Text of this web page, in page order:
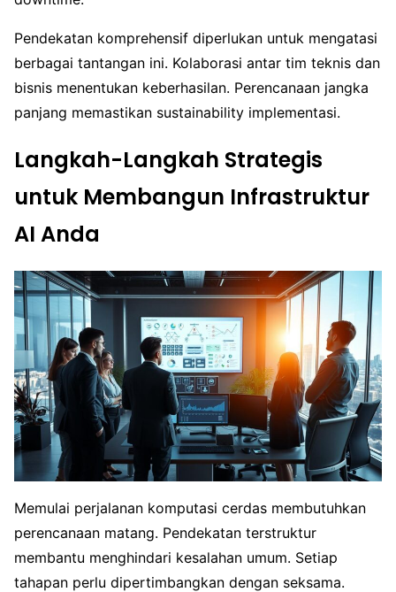
Pendekatan komprehensif diperlukan untuk mengatasi
berbagai tantangan ini. Kolaborasi antar tim teknis dan
bisnis menentukan keberhasilan. Perencanaan jangka
panjang memastikan sustainability implementasi.
Langkah-Langkah Strategis
untuk Membangun Infrastruktur
AI Anda
Memulai perjalanan komputasi cerdas membutuhkan
perencanaan matang. Pendekatan terstruktur
membantu menghindari kesalahan umum. Setiap
tahapan perlu dipertimbangkan dengan seksama.